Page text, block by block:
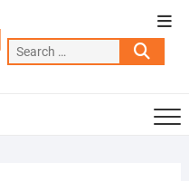
Search
…